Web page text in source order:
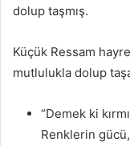
dolup taşmış.
Küçük Ressam
mutlulukla dolup
“Demek ki
Renklerin